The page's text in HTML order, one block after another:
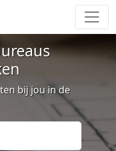
bij jou in de